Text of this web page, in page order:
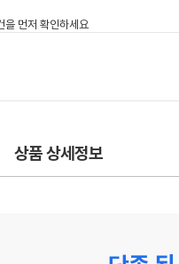
상품 상세정보